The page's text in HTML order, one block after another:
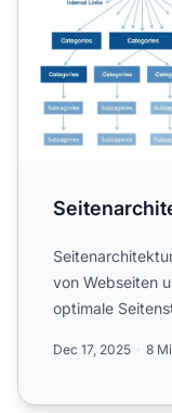
von Webseiten
optimale
Dec 17, 2025 8